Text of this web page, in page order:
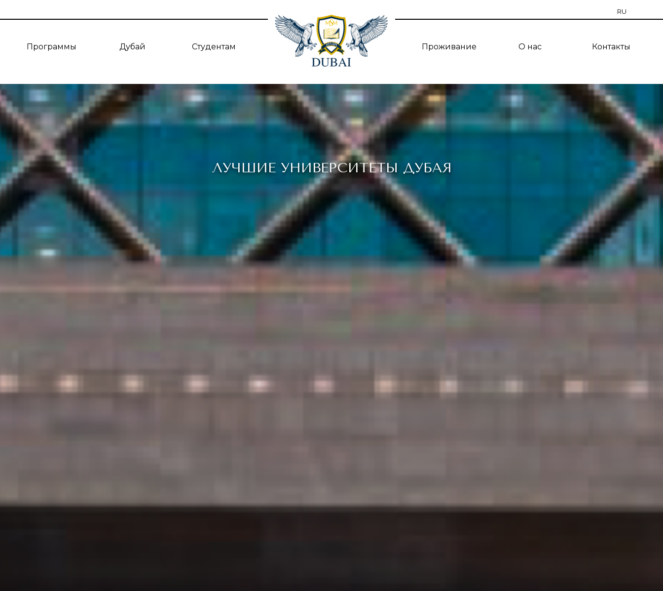
Программы Дубай Студентам Проживание О нас Контакты
RU
ES
TR
UA
ЛУЧШИЕ УНИВЕРСИТЕТЫ ДУБАЯ